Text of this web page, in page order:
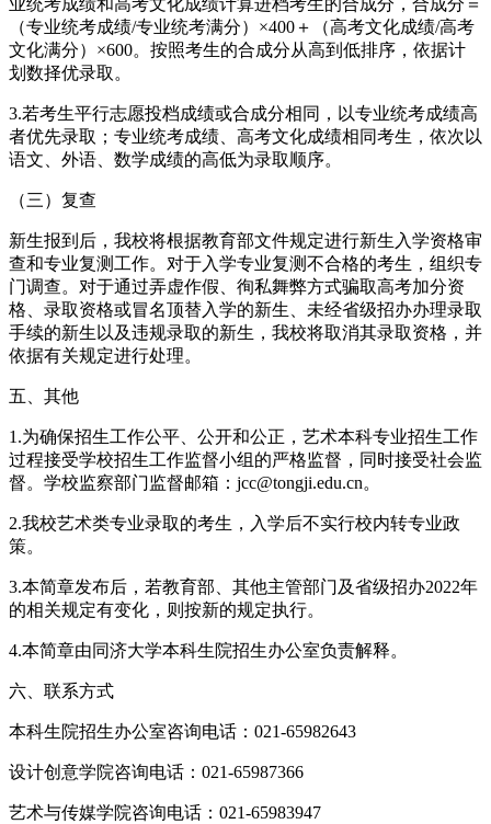
业统考成绩和高考文化成绩计算进档考生的合成分，合成分＝
（专业统考成绩/专业统考满分）×400＋（高考文化成绩/高考
文化满分）×600。按照考生的合成分从高到低排序，依据计
划数择优录取。
3.若考生平行志愿投档成绩或合成分相同，以专业统考成绩高
者优先录取；专业统考成绩、高考文化成绩相同考生，依次以
语文、外语、数学成绩的高低为录取顺序。
（三）复查
新生报到后，我校将根据教育部文件规定进行新生入学资格审
查和专业复测工作。对于入学专业复测不合格的考生，组织专
门调查。对于通过弄虚作假、徇私舞弊方式骗取高考加分资
格、录取资格或冒名顶替入学的新生、未经省级招办办理录取
手续的新生以及违规录取的新生，我校将取消其录取资格，并
依据有关规定进行处理。
五、其他
1.为确保招生工作公平、公开和公正，艺术本科专业招生工作
过程接受学校招生工作监督小组的严格监督，同时接受社会监
督。学校监察部门监督邮箱：jcc@tongji.edu.cn。
2.我校艺术类专业录取的考生，入学后不实行校内转专业政
策。
3.本简章发布后，若教育部、其他主管部门及省级招办2022年
的相关规定有变化，则按新的规定执行。
4.本简章由同济大学本科生院招生办公室负责解释。
六、联系方式
本科生院招生办公室咨询电话：021-65982643
设计创意学院咨询电话：021-65987366
艺术与传媒学院咨询电话：021-65983947